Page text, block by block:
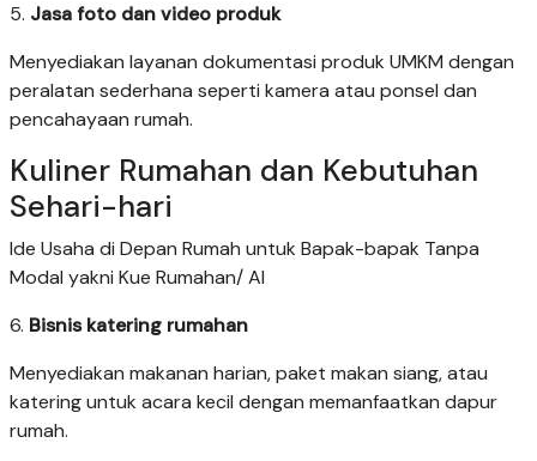
5. Jasa foto dan video produk
Menyediakan layanan dokumentasi produk UMKM dengan
peralatan sederhana seperti kamera atau ponsel dan
pencahayaan rumah.
Kuliner Rumahan dan Kebutuhan
Sehari-hari
Ide Usaha di Depan Rumah untuk Bapak-bapak Tanpa
Modal yakni Kue Rumahan/ AI
6. Bisnis katering rumahan
Menyediakan makanan harian, paket makan siang, atau
katering untuk acara kecil dengan memanfaatkan dapur
rumah.